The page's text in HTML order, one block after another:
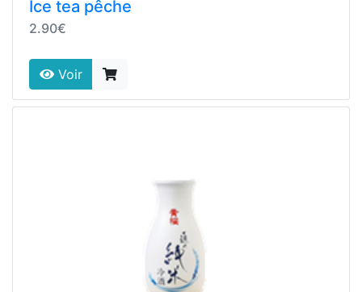
Ice tea pêche
2.90€
Voir